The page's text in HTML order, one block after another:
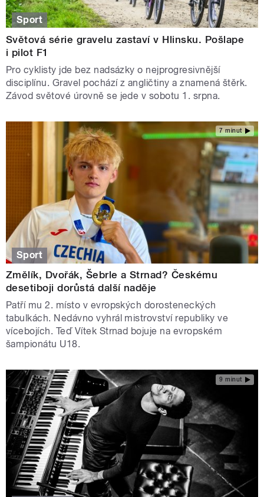
Sport
Světová série gravelu zastaví v Hlinsku. Pošlape
i pilot F1
Pro cyklisty jde bez nadsázky o nejprogresivnější
disciplínu. Gravel pochází z angličtiny a znamená štěrk.
Závod světové úrovně se jede v sobotu 1. srpna.
7 minut
Sport
Změlík, Dvořák, Šebrle a Strnad? Českému
desetiboji dorůstá další naděje
Patří mu 2. místo v evropských dorosteneckých
tabulkách. Nedávno vyhrál mistrovství republiky ve
vícebojích. Teď Vítek Strnad bojuje na evropském
šampionátu U18.
9 minut